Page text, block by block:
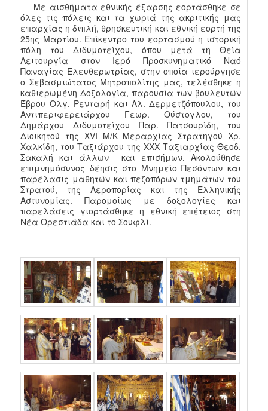
Με αισθήματα εθνικής έξαρσης εορτάσθηκε σε
όλες τις πόλεις και τα χωριά της ακριτικής μας
επαρχίας η διπλή, θρησκευτική και εθνική εορτή της
25ης Μαρτίου. Επίκεντρο του εορτασμού η ιστορική
πόλη του Διδυμοτείχου, όπου μετά τη Θεία
Λειτουργία στον Ιερό Προσκυνηματικό Ναό
Παναγίας Ελευθερωτρίας, στην οποία ιερούργησε
ο Σεβασμιώτατος Μητροπολίτης μας, τελέσθηκε η
καθιερωμένη Δοξολογία, παρουσία των βουλευτών
Έβρου Ολγ. Ρενταρή και Αλ. Δερμετζόπουλου, του
Αντιπεριφερειάρχου Γεωρ. Ούστογλου, του
Δημάρχου Διδυμοτείχου Παρ. Πατσουρίδη, του
Διοικητού της XVI Μ/Κ Μεραρχίας Στρατηγού Χρ.
Χαλκίδη, του Ταξιάρχου της ΧΧΧ Ταξιαρχίας Θεοδ.
Σακαλή και άλλων και επισήμων. Ακολούθησε
επιμνημόσυνος δέησις στο Μνημείο Πεσόντων και
παρέλασις μαθητών και πεζοπόρων τμημάτων του
Στρατού, της Αεροπορίας και της Ελληνικής
Αστυνομίας. Παρομοίως με δοξολογίες και
παρελάσεις γιορτάσθηκε η εθνική επέτειος στη
Νέα Ορεστιάδα και το Σουφλί.